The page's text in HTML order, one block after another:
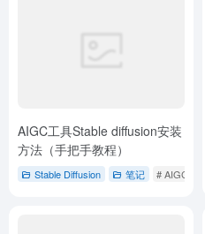
AIGC工具Stable diffusion安装
方法（手把手教程）
Stable Diffusion 笔记 # AIGC